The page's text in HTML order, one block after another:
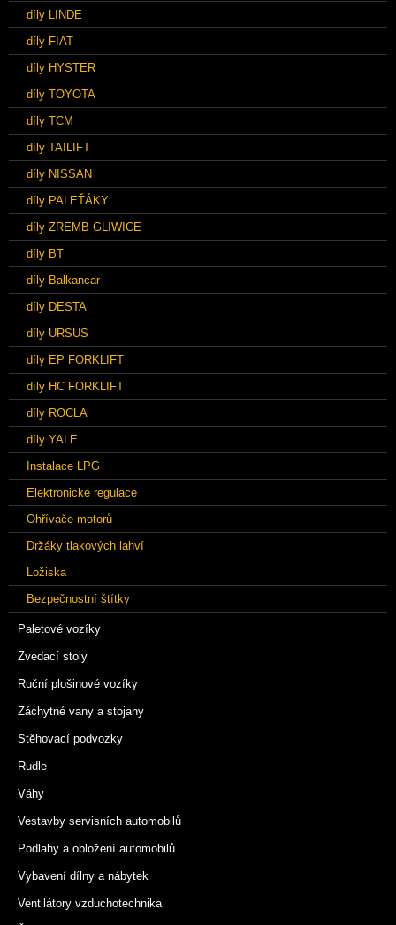
díly LINDE
díly FIAT
díly HYSTER
díly TOYOTA
díly TCM
díly TAILIFT
díly NISSAN
díly PALEŤÁKY
díly ZREMB GLIWICE
díly BT
díly Balkancar
díly DESTA
díly URSUS
díly EP FORKLIFT
díly HC FORKLIFT
díly ROCLA
díly YALE
Instalace LPG
Elektronické regulace
Ohřívače motorů
Držáky tlakových lahví
Ložiska
Bezpečnostní štítky
Paletové vozíky
Zvedací stoly
Ruční plošinové vozíky
Záchytné vany a stojany
Stěhovací podvozky
Rudle
Váhy
Vestavby servisních automobilů
Podlahy a obložení automobilů
Vybavení dílny a nábytek
Ventilátory vzduchotechnika